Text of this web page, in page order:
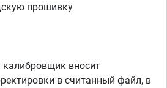
прошивку
вносит
в считанный файл, в